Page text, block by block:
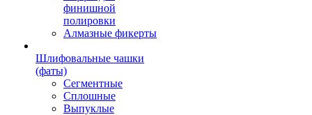
финишной
полировки
Алмазные фикерты
Шлифовальные чашки
(фаты)
Сегментные
Сплошные
Выпуклые